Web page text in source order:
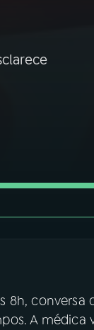
8h, conversa
A médica